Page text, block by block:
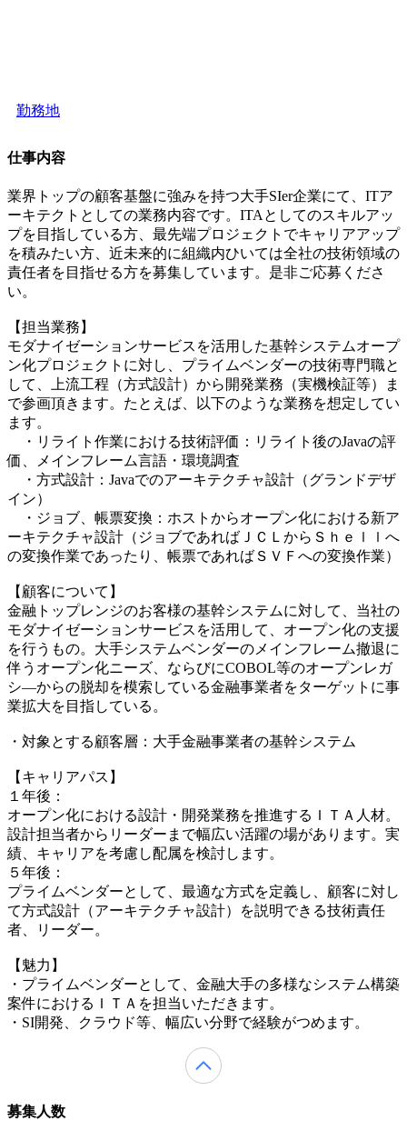
勤務地
仕事内容
業界トップの顧客基盤に強みを持つ大手SIer企業にて、ITア
ーキテクトとしての業務内容です。ITAとしてのスキルアッ
プを目指している方、最先端プロジェクトでキャリアアップ
を積みたい方、近未来的に組織内ひいては全社の技術領域の
責任者を目指せる方を募集しています。是非ご応募くださ
い。
【担当業務】
モダナイゼーションサービスを活用した基幹システムオープ
ン化プロジェクトに対し、プライムベンダーの技術専門職と
して、上流工程（方式設計）から開発業務（実機検証等）ま
で参画頂きます。たとえば、以下のような業務を想定してい
ます。
・リライト作業における技術評価：リライト後のJavaの評
価、メインフレーム言語・環境調査
・方式設計：Javaでのアーキテクチャ設計（グランドデザ
イン）
・ジョブ、帳票変換：ホストからオープン化における新ア
ーキテクチャ設計（ジョブであればＪＣＬからＳｈｅｌｌへ
の変換作業であったり、帳票であればＳＶＦへの変換作業）
【顧客について】
金融トップレンジのお客様の基幹システムに対して、当社の
モダナイゼーションサービスを活用して、オープン化の支援
を行うもの。大手システムベンダーのメインフレーム撤退に
伴うオープン化ニーズ、ならびにCOBOL等のオープンレガ
シ―からの脱却を模索している金融事業者をターゲットに事
業拡大を目指している。
・対象とする顧客層：大手金融事業者の基幹システム
【キャリアパス】
１年後：
オープン化における設計・開発業務を推進するＩＴＡ人材。
設計担当者からリーダーまで幅広い活躍の場があります。実
績、キャリアを考慮し配属を検討します。
５年後：
プライムベンダーとして、最適な方式を定義し、顧客に対し
て方式設計（アーキテクチャ設計）を説明できる技術責任
者、リーダー。
【魅力】
・プライムベンダーとして、金融大手の多様なシステム構築
案件におけるＩＴＡを担当いただきます。
・SI開発、クラウド等、幅広い分野で経験がつめます。
募集人数